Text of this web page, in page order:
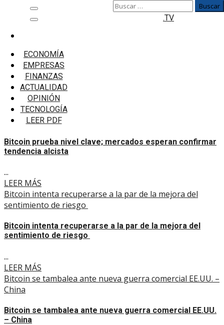
Menú
principal
ECONOMÍA
EMPRESAS
FINANZAS
ACTUALIDAD
OPINIÓN
TECNOLOGÍA
LEER PDF
Buscar:
.TV
Página 2
Bitcoin
Bitcoin prueba nivel clave; mercados esperan confirmar
tendencia alcista
Bitcoin prueba nivel clave; mercados esperan confirmar
tendencia alcista
...
LEER MÁS
Bitcoin intenta recuperarse a la par de la mejora del
sentimiento de riesgo
Bitcoin intenta recuperarse a la par de la mejora del
sentimiento de riesgo
...
LEER MÁS
Bitcoin se tambalea ante nueva guerra comercial EE.UU. –
China
Bitcoin se tambalea ante nueva guerra comercial EE.UU.
– China